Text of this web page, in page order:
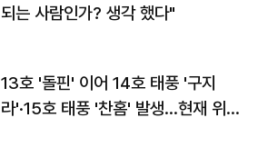
되는 사람인가? 생각 했다"
13호 '돌핀' 이어 14호 태풍 '구지
라'·15호 태풍 '찬홈' 발생…현재 위